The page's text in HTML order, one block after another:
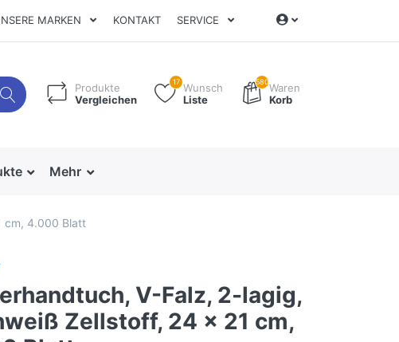
MARKEN KONTAKT SERVICE
Produkte
Vergleichen
17 Wunsch
Liste
580Waren
Korb
Mehr
cm, 4.000 Blatt
V-Falz, 2-lagig,
Zellstoff, 24 x 21 cm,